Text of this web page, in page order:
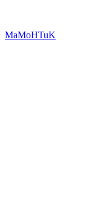
MaMoHTuK